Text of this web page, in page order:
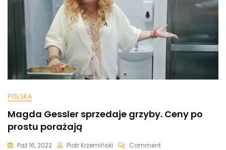
POLSKA
Magda Gessler sprzedaje grzyby. Ceny po
prostu porażają
Paź 16, 2022 Piotr Krzemiński CommentOn